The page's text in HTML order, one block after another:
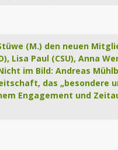
(M.) den neuen
Lisa Paul (CSU), Anna
im Bild: Andreas
das „besondere
Engagement und